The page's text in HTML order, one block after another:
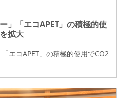
」「エコAPET」の積極的使
拡大
エコAPET」の積極的使用でCO2